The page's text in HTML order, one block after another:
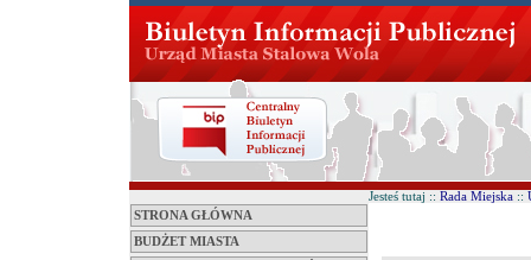
STRONA GŁÓWNA
BUDŻET MIASTA
Jesteś tutaj :: Rada Miejska ::